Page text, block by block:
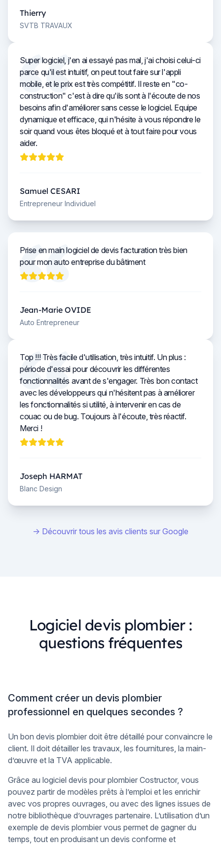
Thierry
SVTB TRAVAUX
Super logiciel, j'en ai essayé pas mal, j'ai choisi celui-ci
parce qu'il est intuitif, on peut tout faire sur l'appli
mobile, et le prix est très compétitif. Il reste en "co-
construction" c'est à dire qu'ils sont à l'écoute de nos
besoins afin d'améliorer sans cesse le logiciel. Equipe
dynamique et efficace, qui n'hésite à vous répondre le
soir quand vous êtes bloqué et à tout faire pour vous
aider.
Samuel CESARI
Entrepreneur Individuel
Prise en main logiciel de devis facturation très bien
pour mon auto entreprise du bâtiment
Jean-Marie OVIDE
Auto Entrepreneur
Top !!! Très facile d'utilisation, très intuitif. Un plus :
période d'essai pour découvrir les différentes
fonctionnalités avant de s'engager. Très bon contact
avec les développeurs qui n'hésitent pas à améliorer
les fonctionnalités si utilité, à intervenir en cas de
couac ou de bug. Toujours à l'écoute, très réactif.
Merci !
Joseph HARMAT
Blanc Design
→ Découvrir tous les avis clients sur Google
Logiciel devis plombier :
questions fréquentes
Comment créer un devis plombier
professionnel en quelques secondes ?
Un bon devis plombier doit être détaillé pour convaincre le
client. Il doit détailler les travaux, les fournitures, la main-
d’œuvre et la TVA applicable.
Grâce au logiciel devis pour plombier Costructor, vous
pouvez partir de modèles prêts à l’emploi et les enrichir
avec vos propres ouvrages, ou avec des lignes issues de
notre bibliothèque d’ouvrages partenaire. L’utilisation d’un
exemple de devis plombier vous permet de gagner du
temps, tout en produisant un devis conforme et